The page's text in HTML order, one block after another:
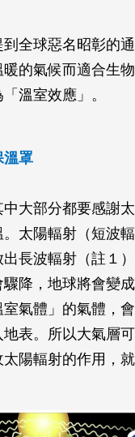
全球惡名昭彰的
的氣候而適合生
溫室效應」。
溫罩
大部分都要感謝
太陽輻射（短波
長波輻射（註１
降，地球將會變
氣體」的氣體，
表。所以大氣層
陽輻射的作用，就